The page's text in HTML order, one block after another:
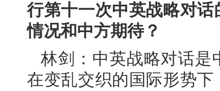
行第十一次中英战略对
情况和中方期待？
林剑：中英战略对话是
在变乱交织的国际形势